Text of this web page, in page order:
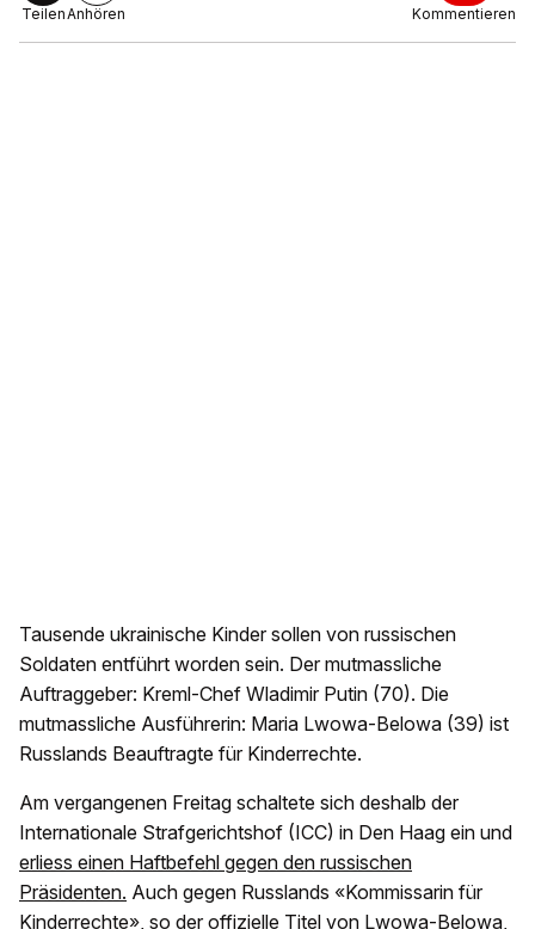
TeilenAnhören Kommentieren
Tausende ukrainische Kinder sollen von russischen
Soldaten entführt worden sein. Der mutmassliche
Auftraggeber: Kreml-Chef Wladimir Putin (70). Die
mutmassliche Ausführerin: Maria Lwowa-Belowa (39) ist
Russlands Beauftragte für Kinderrechte.
Am vergangenen Freitag schaltete sich deshalb der
Internationale Strafgerichtshof (ICC) in Den Haag ein und
erliess einen Haftbefehl gegen den russischen
Präsidenten. Auch gegen Russlands «Kommissarin für
Kinderrechte», so der offizielle Titel von Lwowa-Belowa,